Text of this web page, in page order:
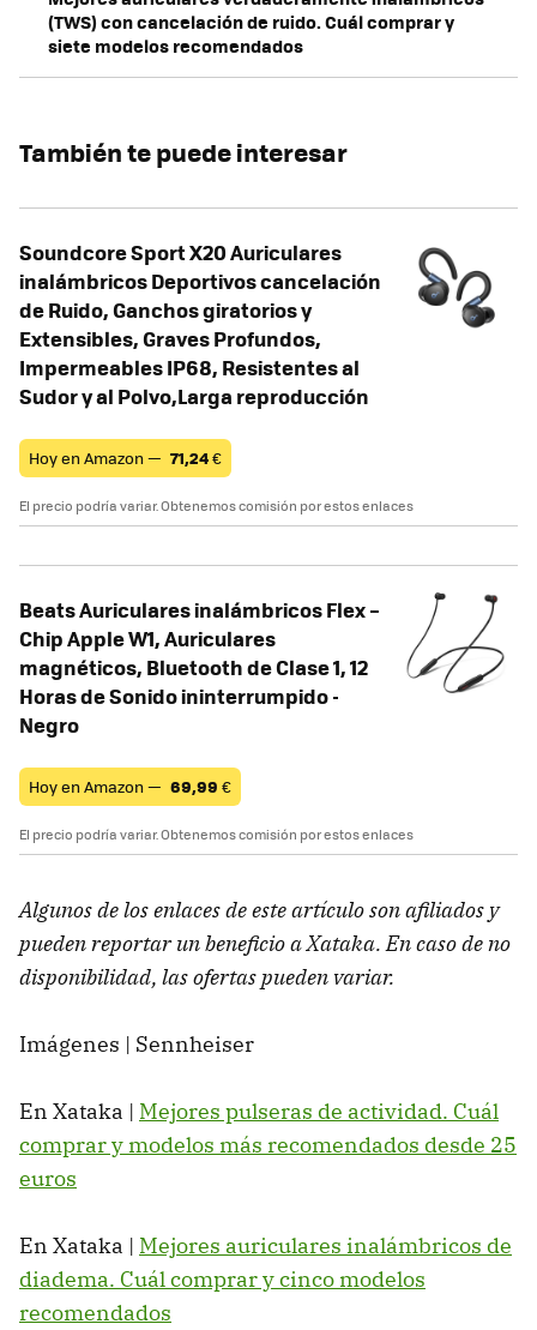
(TWS) con cancelación de ruido. Cuál comprar y
siete modelos recomendados
También te puede interesar
Soundcore Sport X20 Auriculares
inalámbricos Deportivos cancelación
de Ruido, Ganchos giratorios y
Extensibles, Graves Profundos,
Impermeables IP68, Resistentes al
Sudor y al Polvo,Larga reproducción
Hoy en Amazon — 71,24€
El precio podría variar. Obtenemos comisión por estos enlaces
Beats Auriculares inalámbricos Flex –
Chip Apple W1, Auriculares
magnéticos, Bluetooth de Clase 1, 12
Horas de Sonido ininterrumpido -
Negro
Hoy en Amazon — 69,99 €
El precio podría variar. Obtenemos comisión por estos enlaces
Algunos de los enlaces de este artículo son afiliados y
pueden reportar un beneficio a Xataka. En caso de no
disponibilidad, las ofertas pueden variar.
Imágenes | Sennheiser
En Xataka | Mejores pulseras de actividad. Cuál
comprar y modelos más recomendados desde 25
euros
En Xataka | Mejores auriculares inalámbricos de
diadema. Cuál comprar y cinco modelos
recomendados